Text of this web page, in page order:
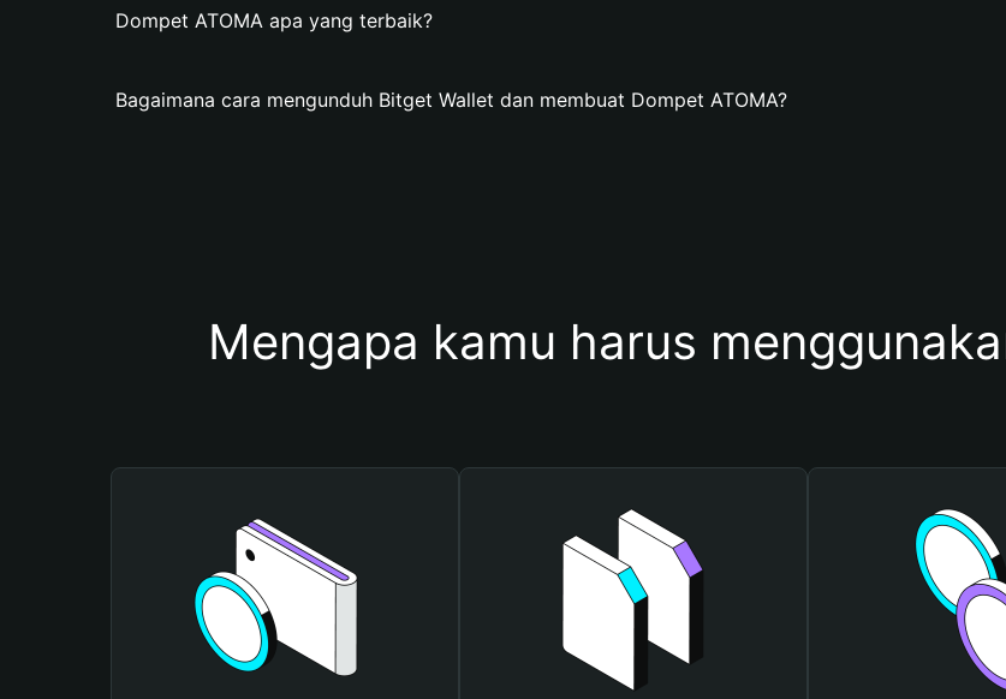
Dompet ATOMA apa yang terbaik?
Bagaimana cara mengunduh Bitget Wallet dan membuat Dompet ATOMA?
Mengapa kamu harus